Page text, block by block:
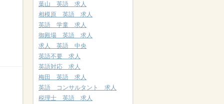
葉山 英語 求人
相模原 英語 求人
英語 学童 求人
御殿場 英語 求人
求人 英語 中央
英語不要 求人
英語対応 求人
梅田 英語 求人
英語 コンサルタント 求人
税理士 英語 求人